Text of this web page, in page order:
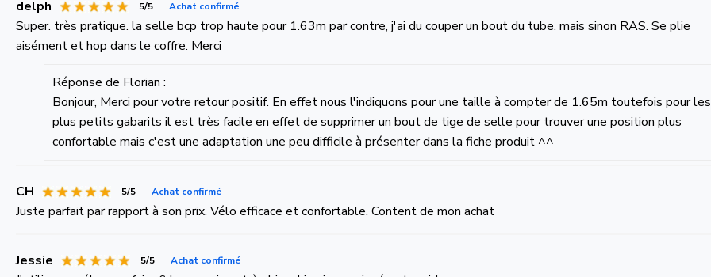
delph 5/5 Achat confirmé
Super. très pratique. la selle bcp trop haute pour 1.63m par contre, j'ai du couper un bout du tube. mais sinon RAS. Se plie
aisément et hop dans le coffre. Merci
Réponse de Florian :
Bonjour, Merci pour votre retour positif. En effet nous l'indiquons pour une taille à compter de 1.65m toutefois pour les
plus petits gabarits il est très facile en effet de supprimer un bout de tige de selle pour trouver une position plus
confortable mais c'est une adaptation une peu difficile à présenter dans la fiche produit ^^
CH 5/5 Achat confirmé
Juste parfait par rapport à son prix. Vélo efficace et confortable. Content de mon achat
Jessie 5/5 Achat confirmé